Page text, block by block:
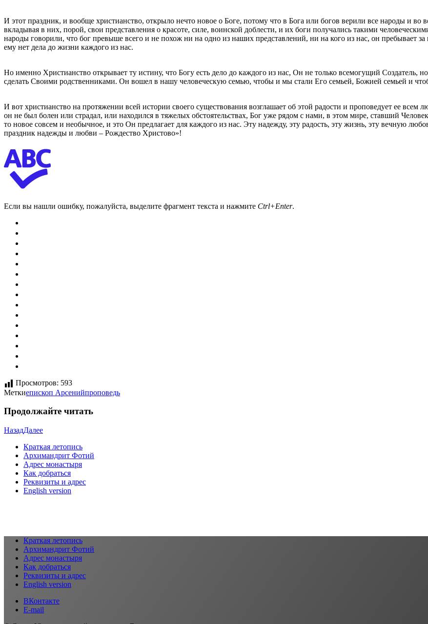
И этот праздник, и вообще христианство, открыло нечто новое о Боге, потому что в Бога или богов верили все народы и
вкладывая в них, порой, свои представления о красоте, силе, воинской доблести, и их боги получались такими
народы говорили, что бог превыше всего и не похож ни на одно из наших представлений, ни на кого из нас, он пребывает
ему нет дела до жизни каждого из нас.
Но именно Христианство открывает ту истину, что Богу есть дело до каждого из нас, Он не только всемогущий Создатель,
сделать Своими родственниками. Он вошел в нашу человеческую семью, чтобы и мы стали Его семьей, Божией семьей и
И вот христианство на протяжении всей истории своего существования возглашает об этой радости и проповедует ее
он не был болен или страдал, или находился в тяжелых обстоятельствах, Бог уже рядом с нами, в этом мире, ставший
то новое совсем и необычное, и это Он предлагает для каждого из нас. Эту надежду, эту радость, эту жизнь, эту вечную
праздник надежды и любви – Рождество Христово»!
Если вы нашли ошибку, пожалуйста, выделите фрагмент текста и нажмите Ctrl+Enter.
Просмотров: 593
Меткиепископ Арсенийпроповедь
Продолжайте читать
НазадДалее
Краткая летопись
Архимандрит Фотий
Адрес монастыря
Как добраться
Реквизиты и адрес
English version
Краткая летопись
Архимандрит Фотий
Адрес монастыря
Как добраться
Реквизиты и адрес
English version
ВКонтакте
E-mail